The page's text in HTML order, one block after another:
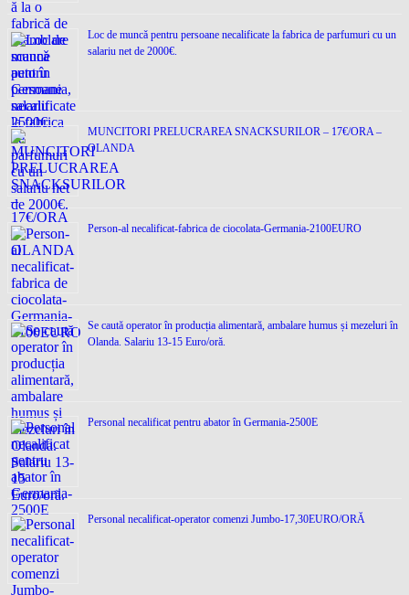
Loc de muncǎ pentru persoane necalificate la fabrica de parfumuri cu un
salariu net de 2000€.
MUNCITORI PRELUCRAREA SNACKSURILOR – 17€/ORA –
OLANDA
Person-al necalificat-fabrica de ciocolata-Germania-2100EURO
Se caută operator în producția alimentară, ambalare humus și mezeluri în
Olanda. Salariu 13-15 Euro/oră.
Personal necalificat pentru abator în Germania-2500E
Personal necalificat-operator comenzi Jumbo-17,30EURO/ORĂ